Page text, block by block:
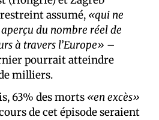
assumé, «qui ne
du nombre réel de
à travers l’Europe» –
pourrait atteindre
milliers.
63% des morts «en excès»
de cet épisode seraient